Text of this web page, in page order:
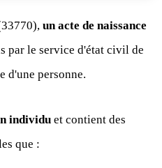
un acte de naissance
par le service d'état civil de
d'une personne.
individu et contient des
que :